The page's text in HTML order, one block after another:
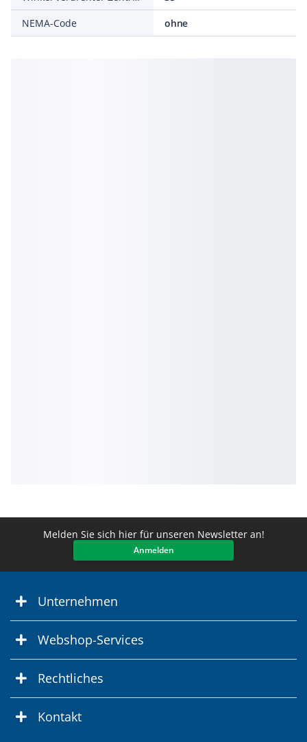
NEMA-Code
ohne
Melden Sie sich hier für unseren Newsletter an!
Anmelden
Unternehmen
Webshop-Services
Rechtliches
Kontakt